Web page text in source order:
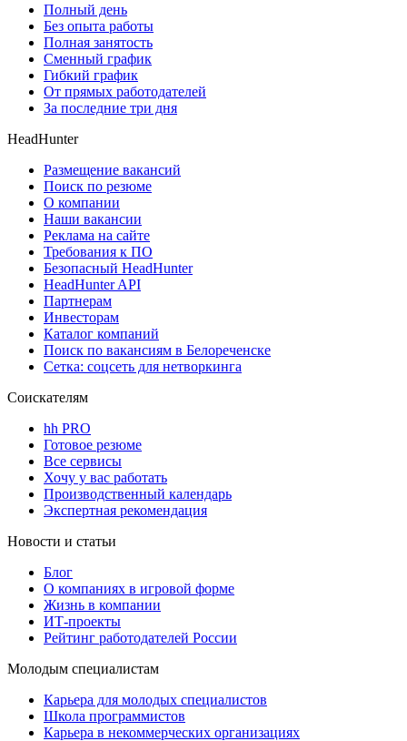
Полный день
Без опыта работы
Полная занятость
Сменный график
Гибкий график
От прямых работодателей
За последние три дня
HeadHunter
Размещение вакансий
Поиск по резюме
О компании
Наши вакансии
Реклама на сайте
Требования к ПО
Безопасный HeadHunter
HeadHunter API
Партнерам
Инвесторам
Каталог компаний
Поиск по вакансиям в Белореченске
Сетка: соцсеть для нетворкинга
Соискателям
hh PRO
Готовое резюме
Все сервисы
Хочу у вас работать
Производственный календарь
Экспертная рекомендация
Новости и статьи
Блог
О компаниях в игровой форме
Жизнь в компании
ИТ-проекты
Рейтинг работодателей России
Молодым специалистам
Карьера для молодых специалистов
Школа программистов
Карьера в некоммерческих организациях